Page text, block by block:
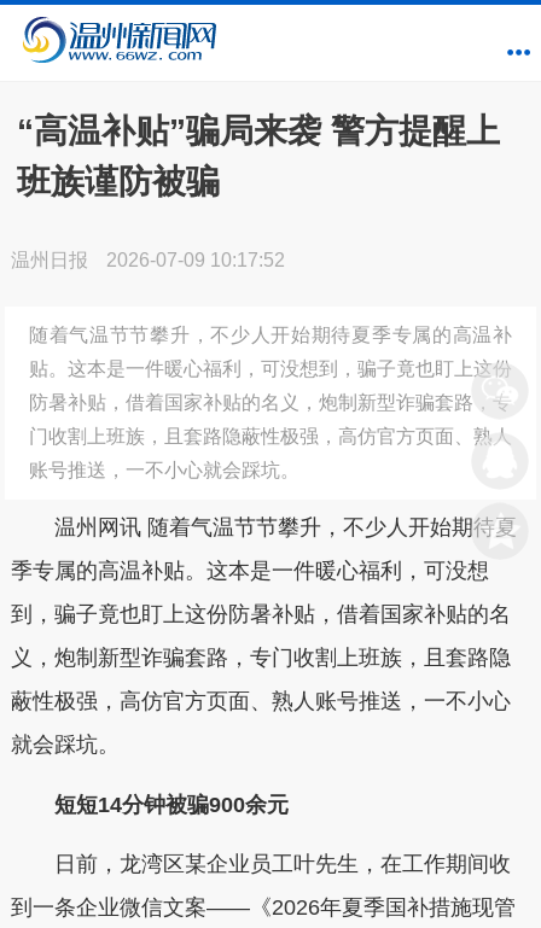
“高温补贴”骗局来袭 警方提醒上
班族谨防被骗
温州日报 2026-07-09 10:17:52
随着气温节节攀升，不少人开始期待夏季专属的高温补
贴。这本是一件暖心福利，可没想到，骗子竟也盯上这份
防暑补贴，借着国家补贴的名义，炮制新型诈骗套路，专
门收割上班族，且套路隐蔽性极强，高仿官方页面、熟人
账号推送，一不小心就会踩坑。
温州网讯 随着气温节节攀升，不少人开始期待夏
季专属的高温补贴。这本是一件暖心福利，可没想
到，骗子竟也盯上这份防暑补贴，借着国家补贴的名
义，炮制新型诈骗套路，专门收割上班族，且套路隐
蔽性极强，高仿官方页面、熟人账号推送，一不小心
就会踩坑。
短短14分钟被骗900余元
日前，龙湾区某企业员工叶先生，在工作期间收
到一条企业微信文案——《2026年夏季国补措施现管